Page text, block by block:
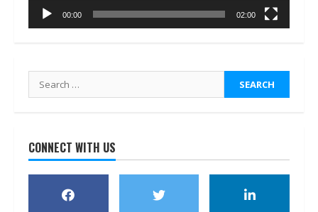
00:00 02:00
Search
for:
CONNECT WITH US